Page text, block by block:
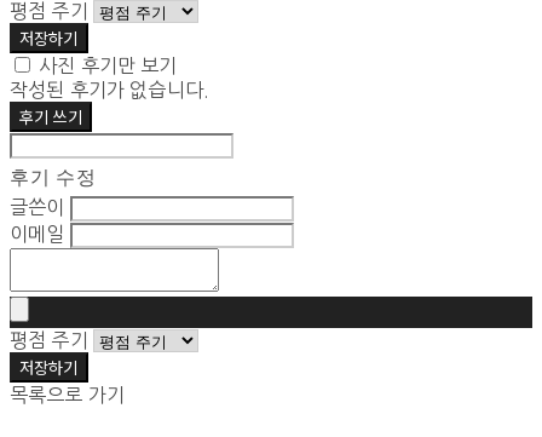
평점 주기
저장하기
사진 후기만 보기
작성된 후기가 없습니다.
후기 쓰기
후기 수정
글쓴이
이메일
평점 주기
저장하기
목록으로 가기